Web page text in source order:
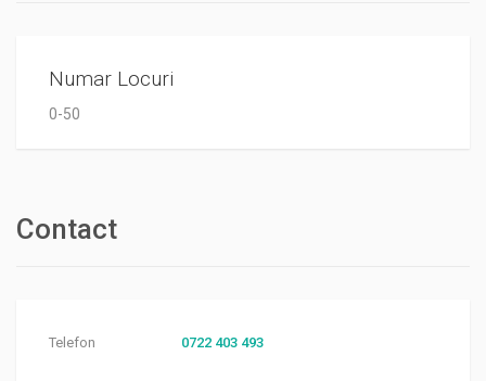
Numar Locuri
0-50
Contact
Telefon 0722 403 493